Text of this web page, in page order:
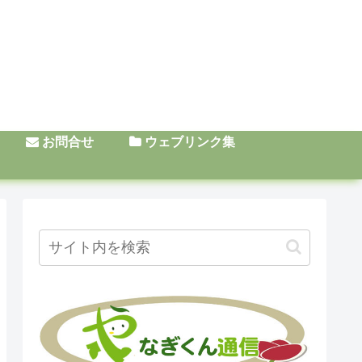
お問合せ ウェブリンク集